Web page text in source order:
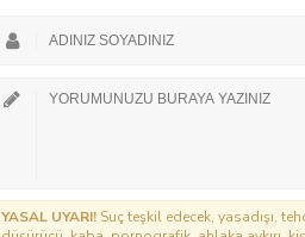
YASAL UYARI! Suç teşkil edecek, yasadışı,